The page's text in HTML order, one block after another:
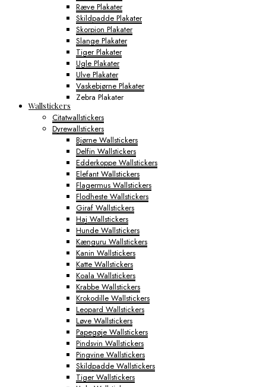
Ræve Plakater
Skildpadde Plakater
Skorpion Plakater
Slange Plakater
Tiger Plakater
Ugle Plakater
Ulve Plakater
Vaskebjørne Plakater
Zebra Plakater
Gamerplakater
Geografi Plakater
Byplakater
Aabenraa Plakater
Aalborg Plakater
Aarhus Plakater
Albertslund Plakater
Ballerup Plakater
Birkerød Plakater
Brande Plakater
Brønderslev Plakater
Esbjerg Plakater
Farum Plakater
Fredericia Plakater
Frederiksberg Plakater
Frederikshavn Plakater
Frederikssund Plakater
Grindsted Plakater
Haderslev Plakater
Haslev Plakater
Helsinge Plakater
Helsingør Plakater
Herning Plakater
Hillerød Plakater
Hinnerup Plakater
Wallstickers
Citatwallstickers
Dyrewallstickers
Bjørne Wallstickers
Delfin Wallstickers
Edderkoppe Wallstickers
Elefant Wallstickers
Flagermus Wallstickers
Flodheste Wallstickers
Giraf Wallstickers
Haj Wallstickers
Hunde Wallstickers
Kænguru Wallstickers
Kanin Wallstickers
Katte Wallstickers
Koala Wallstickers
Krabbe Wallstickers
Krokodille Wallstickers
Leopard Wallstickers
Løve Wallstickers
Papegøje Wallstickers
Pindsvin Wallstickers
Pingvine Wallstickers
Skildpadde Wallstickers
Tiger Wallstickers